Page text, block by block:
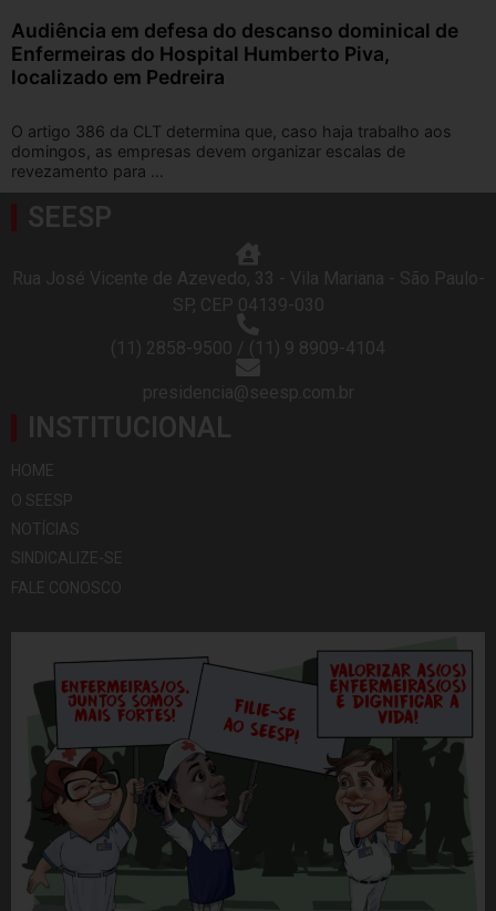
Audiência em defesa do descanso dominical de
Enfermeiras do Hospital Humberto Piva,
localizado em Pedreira
O artigo 386 da CLT determina que, caso haja trabalho aos
domingos, as empresas devem organizar escalas de
revezamento para ...
SEESP
Rua José Vicente de Azevedo, 33 - Vila Mariana - São Paulo-
SP, CEP 04139-030
(11) 2858-9500 / (11) 9 8909-4104
presidencia@seesp.com.br
INSTITUCIONAL
HOME
O SEESP
NOTÍCIAS
SINDICALIZE-SE
FALE CONOSCO